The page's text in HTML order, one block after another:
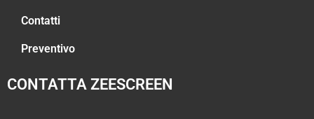
Contatti
Preventivo
CONTATTA ZEESCREEN